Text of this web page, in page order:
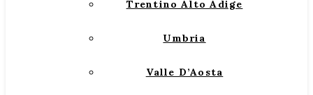
Trentino Alto Adige
Umbria
Valle D’Aosta